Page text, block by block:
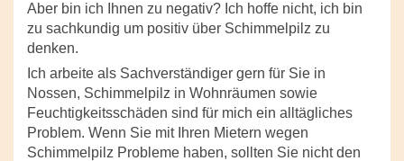
Aber bin ich Ihnen zu negativ? Ich hoffe nicht, ich bin
zu sachkundig um positiv über Schimmelpilz zu
denken.
Ich arbeite als Sachverständiger gern für Sie in
Nossen, Schimmelpilz in Wohnräumen sowie
Feuchtigkeitsschäden sind für mich ein alltägliches
Problem. Wenn Sie mit Ihren Mietern wegen
Schimmelpilz Probleme haben, sollten Sie nicht den